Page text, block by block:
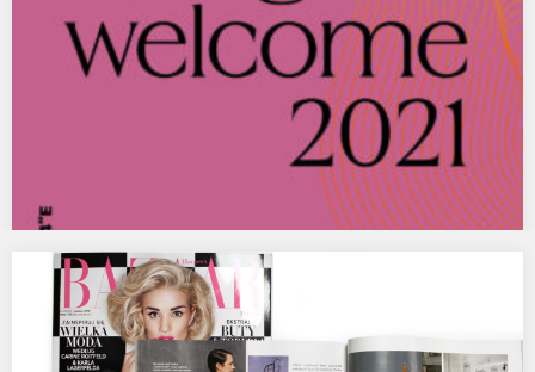
Refugees Welcome 2021, MSN Warszawa
Piąta, jubileuszowa edycja charytatywnej Aukcji Sztuki Refugees
Welcome odbyła się w Światowy Dzień Uchodźcy w niedzielę…